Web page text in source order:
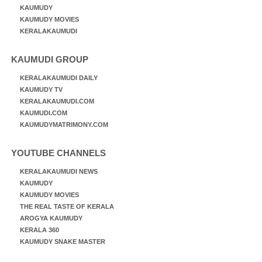
KAUMUDY
KAUMUDY MOVIES
KERALAKAUMUDI
KAUMUDI GROUP
KERALAKAUMUDI DAILY
KAUMUDY TV
KERALAKAUMUDI.COM
KAUMUDI.COM
KAUMUDYMATRIMONY.COM
YOUTUBE CHANNELS
KERALAKAUMUDI NEWS
KAUMUDY
KAUMUDY MOVIES
THE REAL TASTE OF KERALA
AROGYA KAUMUDY
KERALA 360
KAUMUDY SNAKE MASTER